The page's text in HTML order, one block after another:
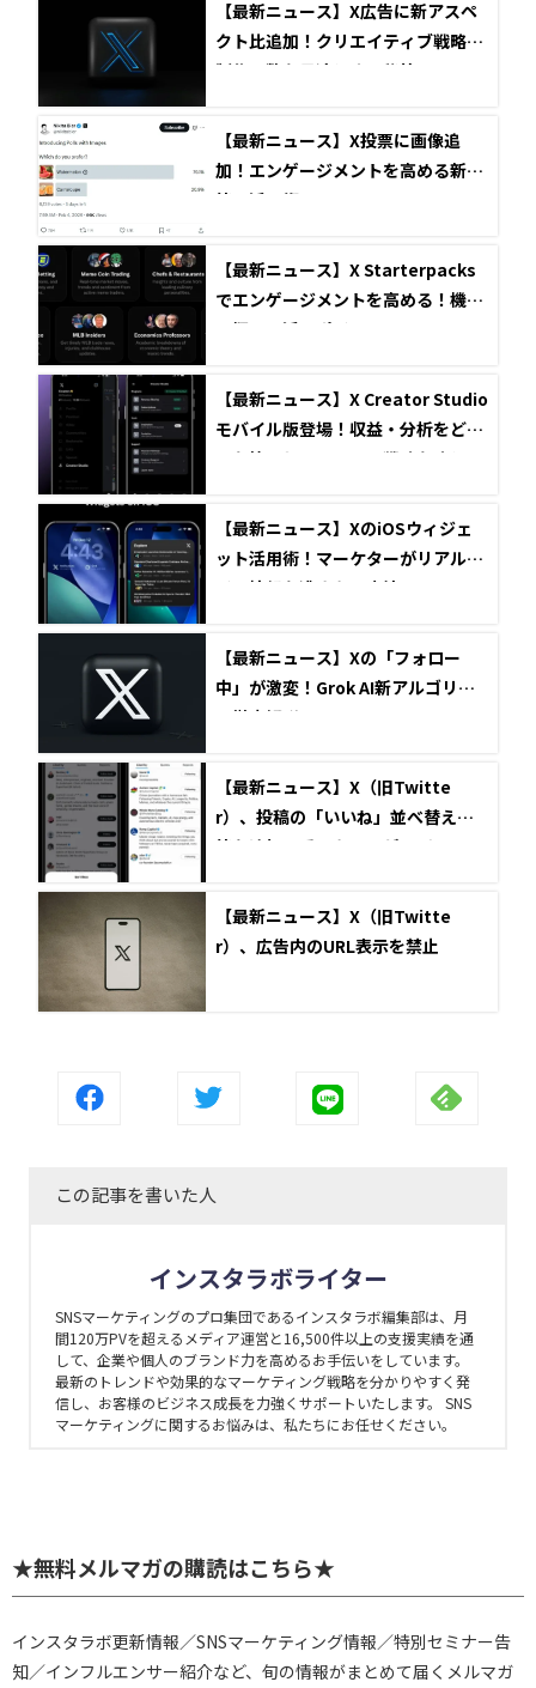
【最新ニュース】X広告に新アスペ
クト比追加！クリエイティブ戦略と
制作工数を最適化する秘策
【最新ニュース】X投票に画像追
加！エンゲージメントを高める新機
能と活用術
【最新ニュース】X Starterpacks
でエンゲージメントを高める！機能
の概要と活用ポイント
【最新ニュース】X Creator Studio
モバイル版登場！収益・分析をどこ
でも管理しコンテンツ戦略を強化
【最新ニュース】XのiOSウィジェ
ット活用術！マーケターがリアルタ
イム情報を逃さない方法
【最新ニュース】Xの「フォロー
中」が激変！Grok AI新アルゴリズ
ム徹底解説
【最新ニュース】X（旧Twitte
r）、投稿の「いいね」並べ替え機
能を追加！重要なエンゲージメント
【最新ニュース】X（旧Twitte
r）、広告内のURL表示を禁止
この記事を書いた人
インスタラボライター
SNSマーケティングのプロ集団であるインスタラボ編集部は、月
間120万PVを超えるメディア運営と16,500件以上の支援実績を通
して、企業や個人のブランド力を高めるお手伝いをしています。
最新のトレンドや効果的なマーケティング戦略を分かりやすく発
信し、お客様のビジネス成長を力強くサポートいたします。 SNS
マーケティングに関するお悩みは、私たちにお任せください。
★無料メルマガの購読はこちら★
インスタラボ更新情報／SNSマーケティング情報／特別セミナー告
知／インフルエンサー紹介など、旬の情報がまとめて届くメルマガ